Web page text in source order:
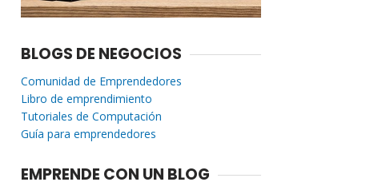
BLOGS DE NEGOCIOS
Comunidad de Emprendedores
Libro de emprendimiento
Tutoriales de Computación
Guía para emprendedores
EMPRENDE CON UN BLOG